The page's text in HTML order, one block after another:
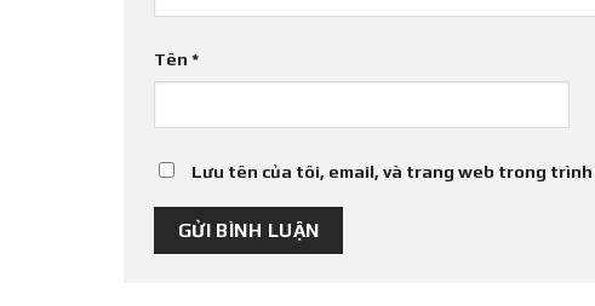
Tên *
Lưu tên của tôi, email, và trang web trong